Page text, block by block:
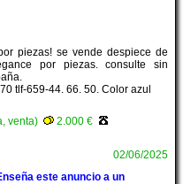
piezas! se vende despiece de
por piezas. consulte sin
tlf-659-44. 66. 50. Color azul
venta)
2.000 €
02/06/2025
este anuncio a un